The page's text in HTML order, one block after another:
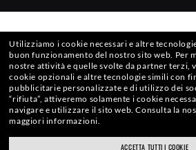
SELEZIONA O DIGITA IL
MAPPA DEL SITO
TERMINI DI UTILIZZO
Le foto e le immagini pubblicate in questo sito web
illustrativi. Dalle relative immagini non potrà
Utilizziamo i cookie necessari e altre
buon funzionamento del nostro sito web. Per
nostre attività e quelle svolte da partner terzi,
cookie opzionali e altre tecnologie simili con
pubblicitarie personalizzate e di utilizzo dei
“rifiuta”, attiveremo solamente i cookie
navigare e utilizzare il sito web. Consulta la
maggiori informazioni.
ACCETTA TUTTI I COOKIE